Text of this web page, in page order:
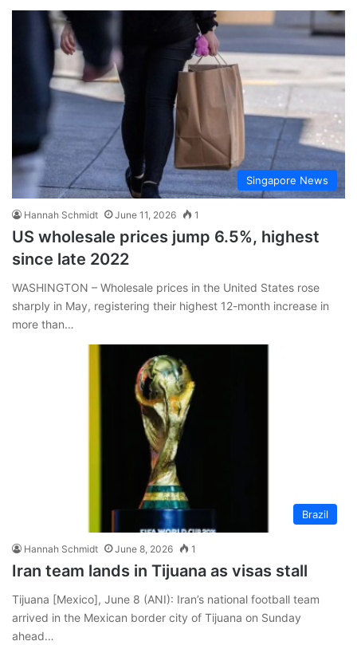
Singapore News
Hannah Schmidt June 11, 2026 1
US wholesale prices jump 6.5%, highest
since late 2022
WASHINGTON – Wholesale prices in the United States rose
sharply in May, registering their highest 12-month increase in
more than…
Brazil
Hannah Schmidt June 8, 2026 1
Iran team lands in Tijuana as visas stall
Tijuana [Mexico], June 8 (ANI): Iran’s national football team
arrived in the Mexican border city of Tijuana on Sunday
ahead…